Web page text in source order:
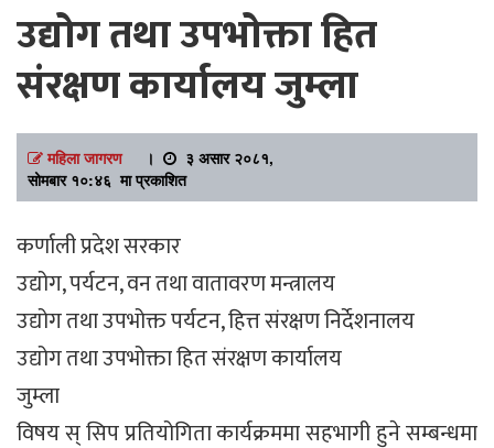
उद्योग तथा उपभोक्ता हित
संरक्षण कार्यालय जुम्ला
महिला जागरण।
३ असार २०८१,
सोमबार १०:४६ मा प्रकाशित
कर्णाली प्रदेश सरकार
उद्योग, पर्यटन, वन तथा वातावरण मन्त्रालय
उद्योग तथा उपभोक्त पर्यटन, हित्त संरक्षण निर्देशनालय
उद्योग तथा उपभोक्ता हित संरक्षण कार्यालय
जुम्ला
विषय स् सिप प्रतियोगिता कार्यक्रममा सहभागी हुने सम्बन्धमा